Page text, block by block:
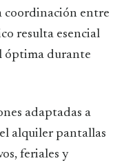
coordinación entre
resulta esencial
óptima durante
adaptadas a
alquiler pantallas
feriales y